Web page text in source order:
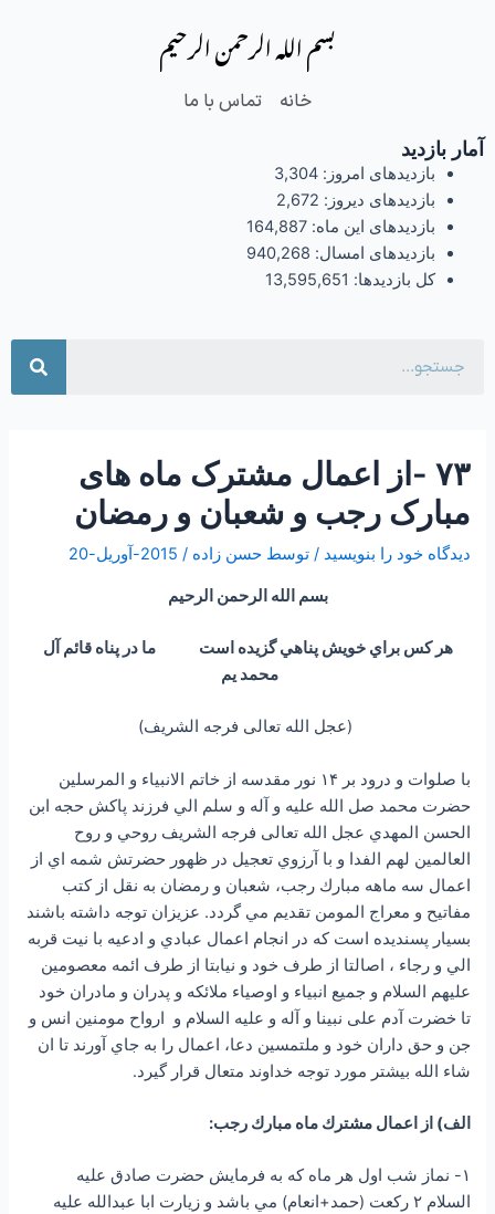
بسم الله الرحمن الرحیم
خانه تماس با ما
آمار بازدید
بازدیدهای امروز: 3,304
بازدیدهای دیروز: 2,672
بازدیدهای این ماه: 164,887
بازدیدهای امسال: 940,268
کل بازدیدها: 13,595,651
۷۳ -از اعمال مشترک ماه های
مبارک رجب و شعبان و رمضان
دیدگاه‌ خود را بنویسید / توسطحسن زاده/ 2015-آوریل-20
بسم الله الرحمن الرحيم
هر كس براي خويش پناهي گزيده است ما در پناه قائم آل
محمد يم
(عجل الله تعالی فرجه الشریف)
با صلوات و درود بر ۱۴ نور مقدسه از خاتم الانبياء و المرسلين
حضرت محمد صل الله علیه و آله و سلم الي فرزند پاكش حجه ابن
الحسن المهدي عجل الله تعالی فرجه الشریف روحي و روح
العالمين لهم الفدا و با آرزوي تعجيل در ظهور حضرتش شمه اي از
اعمال سه ماهه مبارك رجب، شعبان و رمضان به نقل از كتب
مفاتيح و معراج المومن تقديم مي گردد. عزيزان توجه داشته باشند
بسيار پسنديده است كه در انجام اعمال عبادي و ادعيه با نيت قربه
الي و رجاء ، اصالتا از طرف خود و نيابتا از طرف ائمه معصومين
علیهم السلام و جميع انبياء و اوصياء ملائكه و پدران و مادران خود
تا خضرت آدم علی نبینا و آله و علیه السلام و ارواح مومنين انس و
جن و حق داران خود و ملتمسين دعا، اعمال را به جاي آورند تا ان
شاء الله بيشتر مورد توجه خداوند متعال قرار گيرد.
الف) از اعمال مشترك ماه مبارك رجب:
۱- نماز شب اول هر ماه كه به فرمايش حضرت صادق علیه
السلام ۲ ركعت (حمد+انعام) مي باشد و زيارت ابا عبدالله علیه